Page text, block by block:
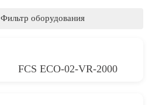
Фильтр оборудования
FCS ECO-02-VR-2000